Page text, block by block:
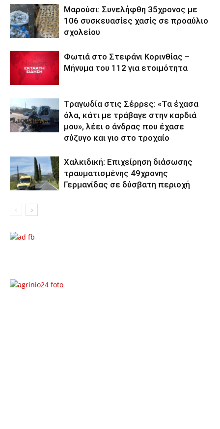
Μαρούσι: Συνελήφθη 35χρονος με
106 συσκευασίες χασίς σε προαύλιο
σχολείου
Φωτιά στο Στεφάνι Κορινθίας –
Μήνυμα του 112 για ετοιμότητα
Τραγωδία στις Σέρρες: «Τα έχασα
όλα, κάτι με τράβαγε στην καρδιά
μου», λέει ο άνδρας που έχασε
σύζυγο και γιο στο τροχαίο
Χαλκιδική: Επιχείρηση διάσωσης
τραυματισμένης 49χρονης
Γερμανίδας σε δύσβατη περιοχή